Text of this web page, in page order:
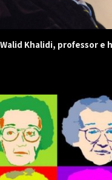
Khalidi, professor e